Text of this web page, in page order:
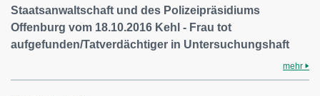
Staatsanwaltschaft und des Polizeipräsidiums
Offenburg vom 18.10.2016 Kehl - Frau tot
aufgefunden/Tatverdächtiger in Untersuchungshaft
mehr